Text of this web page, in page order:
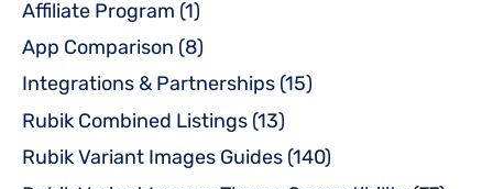
Affiliate Program (1)
App Comparison (8)
Integrations & Partnerships (15)
Rubik Combined Listings (13)
Rubik Variant Images Guides (140)